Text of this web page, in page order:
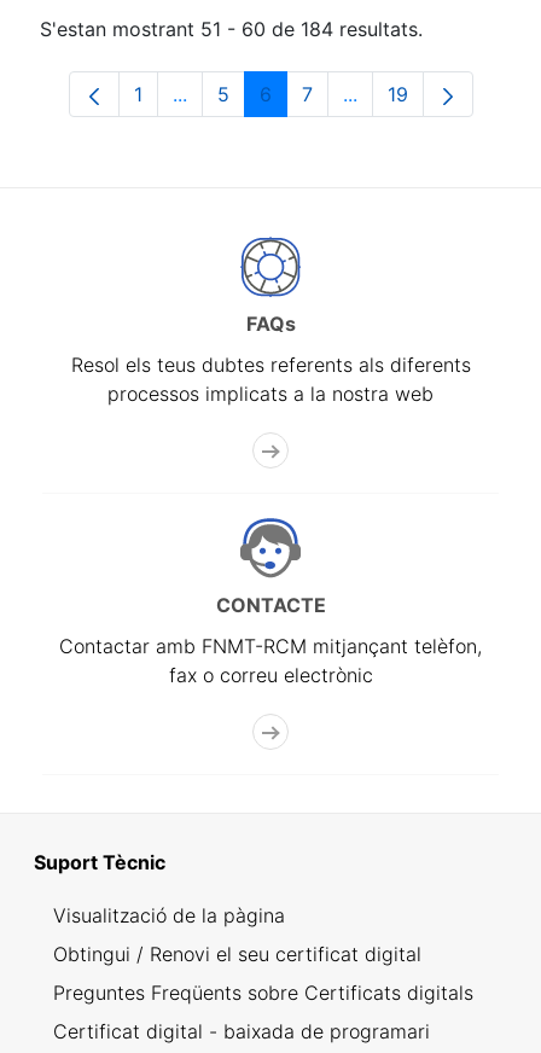
S'estan mostrant 51 - 60 de 184 resultats.
Pàgina
1 ...Pàgines intermèdies Utilitzeu TAB per
Pàgina
5 Pàgina
6 Pàgina
7 ...PàginesPàgina
19
FAQs
Resol els teus dubtes referents als diferents
processos implicats a la nostra web
CONTACTE
Contactar amb FNMT-RCM mitjançant telèfon,
fax o correu electrònic
Suport Tècnic
Visualització de la pàgina
Obtingui / Renovi el seu certificat digital
Preguntes Freqüents sobre Certificats digitals
Certificat digital - baixada de programari